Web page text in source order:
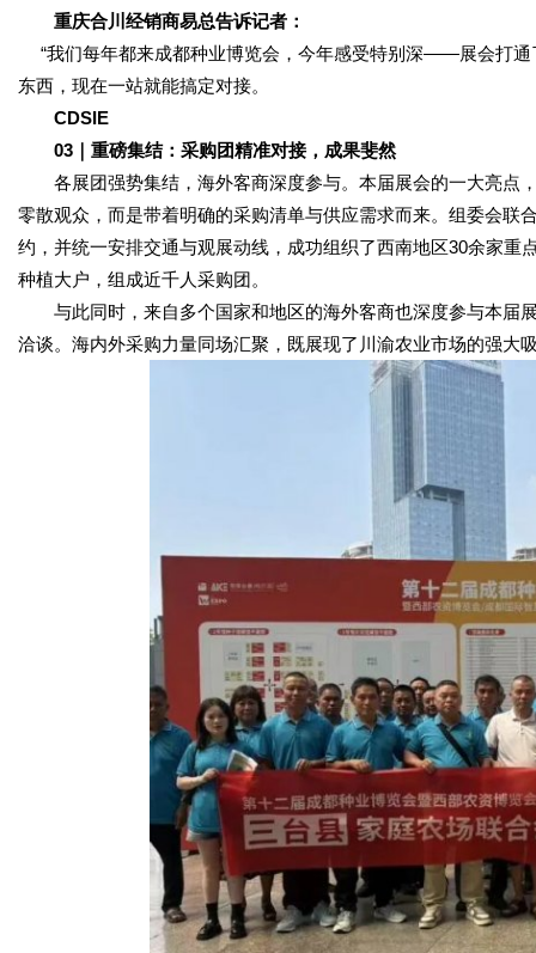
重庆合川经销商易总告诉记者：
“我们每年都来成都种业博览会，今年感受特别深——展会打通
东西，现在一站就能搞定对接。
CDSIE
03｜重磅集结：采购团精准对接，成果斐然
各展团强势集结，海外客商深度参与。本届展会的一大亮点
零散观众，而是带着明确的采购清单与供应需求而来。组委会联
约，并统一安排交通与观展动线，成功组织了西南地区30余家
种植大户，组成近千人采购团。
与此同时，来自多个国家和地区的海外客商也深度参与本届
洽谈。海内外采购力量同场汇聚，既展现了川渝农业市场的强大